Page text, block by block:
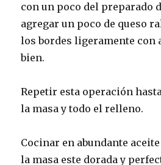
con un poco del preparado
agregar un poco de queso
los bordes ligeramente con
bien.
Repetir esta operación
la masa y todo el relleno.
Cocinar en abundante
la masa este dorada y